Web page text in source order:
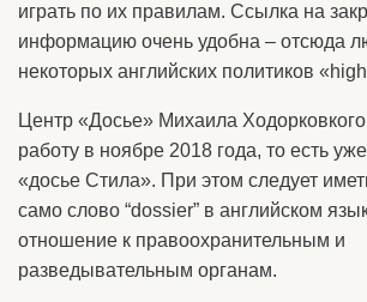
играть по их правилам. Ссылка на
информацию очень удобна – отсюда
некоторых английских политиков
Центр «Досье» Михаила
работу в ноябре 2018 года, то есть
«досье Стила». При этом следует
само слово “dossier” в английском
отношение к правоохранительным и
разведывательным органам.